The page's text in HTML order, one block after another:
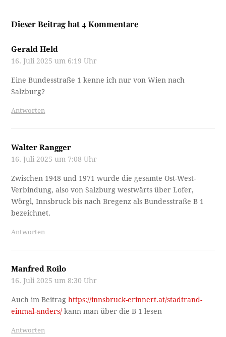
Dieser Beitrag hat 4 Kommentare
Gerald Held
16. Juli 2025 um 6:19 Uhr
Eine Bundesstraße 1 kenne ich nur von Wien nach
Salzburg?
Antworten
Walter Rangger
16. Juli 2025 um 7:08 Uhr
Zwischen 1948 und 1971 wurde die gesamte Ost-West-
Verbindung, also von Salzburg westwärts über Lofer,
Wörgl, Innsbruck bis nach Bregenz als Bundesstraße B 1
bezeichnet.
Antworten
Manfred Roilo
16. Juli 2025 um 8:30 Uhr
Auch im Beitraghttps://innsbruck-erinnert.at/stadtrand-
einmal-anders/ kann man über die B 1 lesen
Antworten